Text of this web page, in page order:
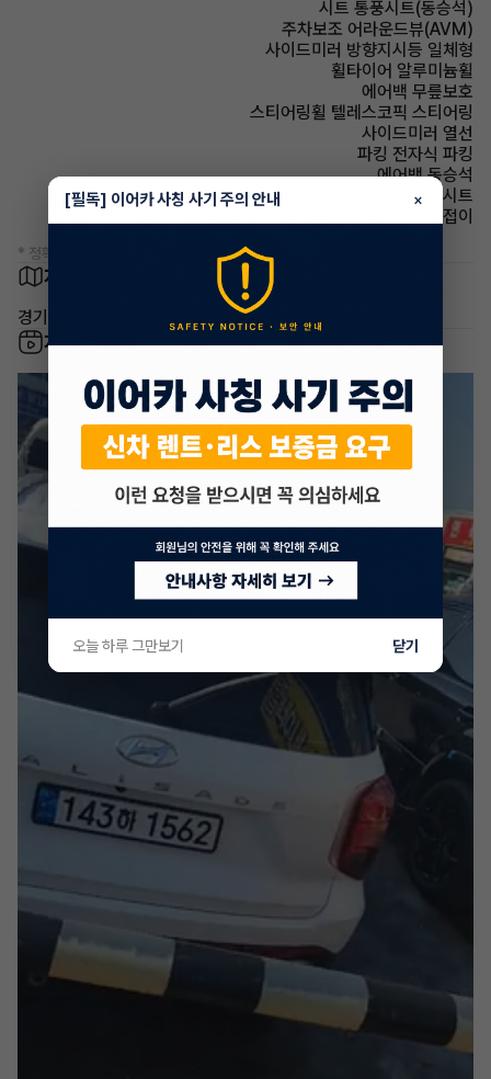
시트 통풍시트(동승석)
주차보조 어라운드뷰(AVM)
사이드미러 방향지시등 일체형
휠타이어 알루미늄휠
에어백 무릎보호
스티어링휠 텔레스코픽 스티어링
사이드미러 열선
파킹 전자식 파킹
에어백 동승석
시트 가죽시트
사이드미러 전동접이
* 정확한 정보는 판매자와 반드시 확인하시기 바랍니다.
차량 위치
경기 화성시
차량 영상
[필독] 이어카 사칭 사기 주의 안내 ×
오늘 하루 그만보기 닫기